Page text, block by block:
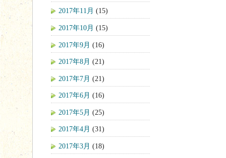
2017年11月 (15)
2017年10月 (15)
2017年9月 (16)
2017年8月 (21)
2017年7月 (21)
2017年6月 (16)
2017年5月 (25)
2017年4月 (31)
2017年3月 (18)